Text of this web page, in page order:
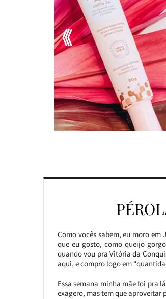
Como vocês sabem, eu moro
que eu gosto, como queijo
quando vou pra Vitória da
aqui, e compro logo em
Essa semana minha mãe foi pra
exagero, mas tem que aproveitar